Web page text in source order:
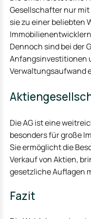
Gesellschafter nur
sie zu einer beliebten
Dennoch sind bei der
Anfangsinvestitionen
Verwaltungsaufwand
Die AG ist eine
besonders für große
Sie ermöglicht die
Verkauf von Aktien,
gesetzliche Auflagen
Fazit